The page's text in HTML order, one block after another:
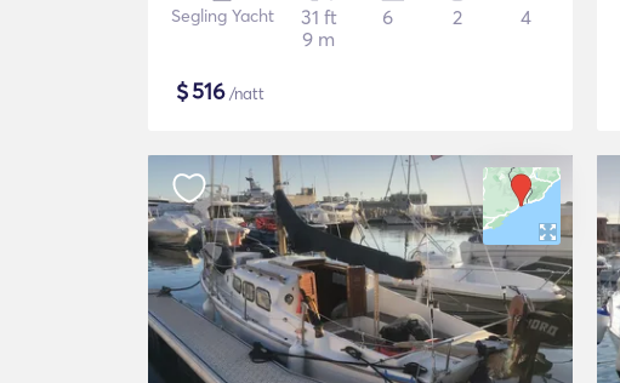
Segling Yacht
31 ft
9 m
6 2 4
$516/natt